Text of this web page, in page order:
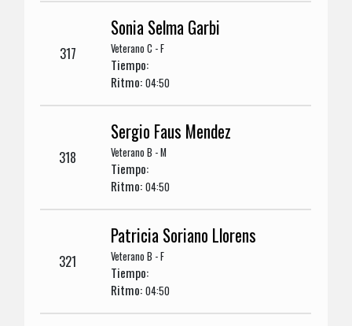
317
Sonia Selma Garbi
Veterano C - F
Tiempo:
Ritmo:04:50
318
Sergio Faus Mendez
Veterano B - M
Tiempo:
Ritmo:04:50
321
Patricia Soriano Llorens
Veterano B - F
Tiempo:
Ritmo:04:50